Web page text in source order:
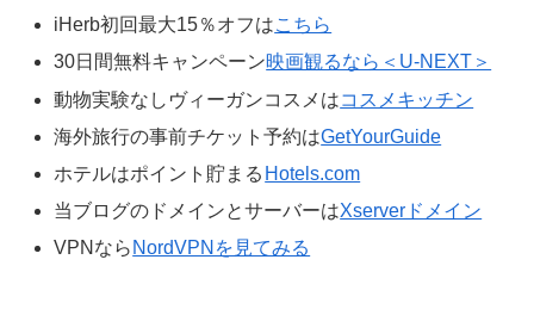
iHerb初回最大15％オフはこちら
30日間無料キャンペーン映画観るなら＜U-NEXT＞
動物実験なしヴィーガンコスメはコスメキッチン
海外旅行の事前チケット予約はGetYourGuide
ホテルはポイント貯まる Hotels.com
当ブログのドメインとサーバーはXserverドメイン
VPNなら NordVPNを見てみる